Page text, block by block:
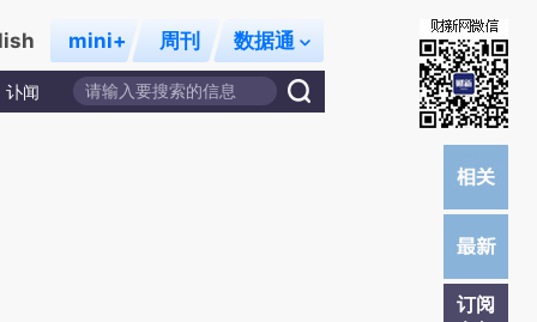
mini+ 周刊 数据通
讣闻
订阅